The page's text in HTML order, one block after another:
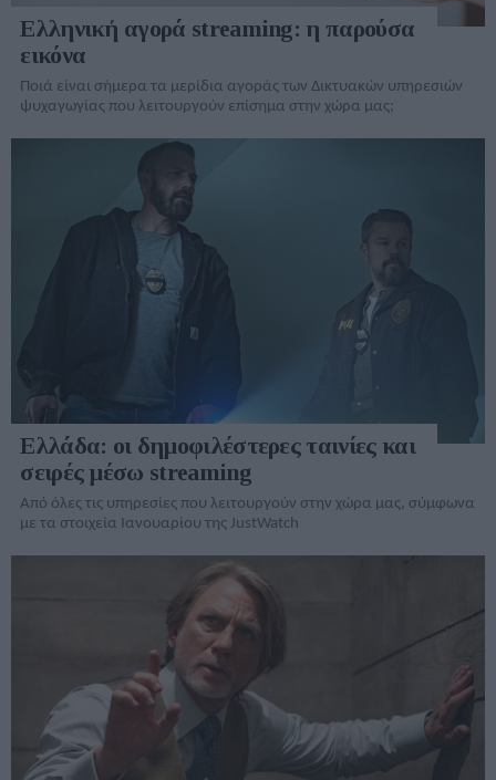
Ελληνική αγορά streaming: η παρούσα
εικόνα
Ποιά είναι σήμερα τα μερίδια αγοράς των Δικτυακών υπηρεσιών
ψυχαγωγίας που λειτουργούν επίσημα στην χώρα μας;
Ελλάδα: οι δημοφιλέστερες ταινίες και
σειρές μέσω streaming
Από όλες τις υπηρεσίες που λειτουργούν στην χώρα μας, σύμφωνα
με τα στοιχεία Ιανουαρίου της JustWatch